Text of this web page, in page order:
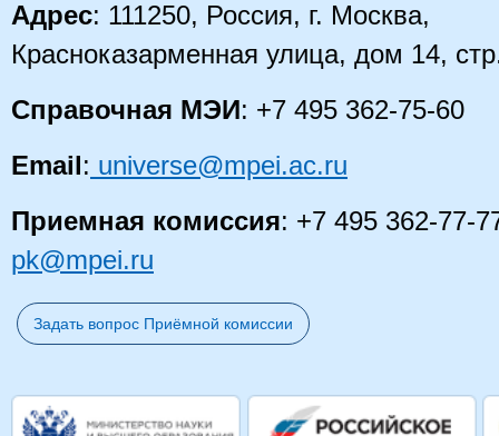
Адрес: 111250, Россия, г. Москва,
Красноказарменная улица, дом 14,
Справочная МЭИ: +7 495 362-75-60
Email: universe@mpei.ac.ru
Приемная комиссия: +7 495 362-77-
pk@mpei.ru
Задать вопрос Приёмной комиссии